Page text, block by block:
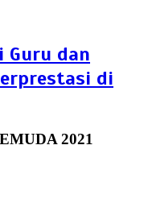
Guru dan
di
2021